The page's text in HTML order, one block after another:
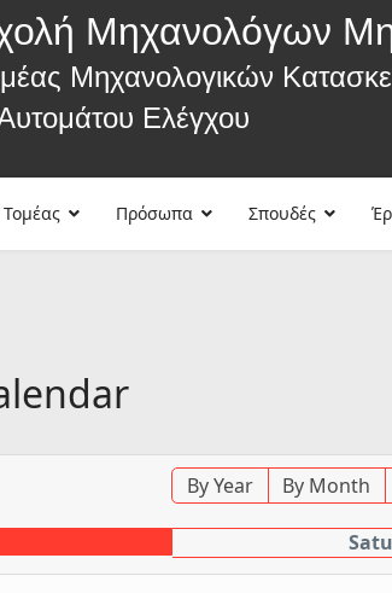
Μηχανολόγων
Μηχανολογικών
Ελέγχου
Πρόσωπα Σπουδές
By Year By Month